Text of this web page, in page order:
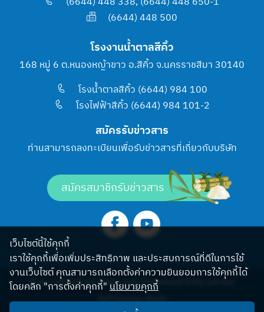
(6644) 448 500
โรงงานน้ำตาลสีคิ้ว
168 หมู่ 6 ต.หนองหญ้าขาว อ.สีคิ้ว จ.นครราชสีมา 30140
โรงน้ำตาลสีคิ้ว (6644) 984 100
โรงไฟฟ้าสีคิ้ว (6644) 984 101-2
สมัครรับข่าวสาร
ท่านสามารถลงทะเบียนเพื่อรับข่าวสารที่เกี่ยวกับบริษัท
สมัครสมาชิกรับข่าวสาร
© สงวนลิขสิทธิ์ พ.ศ.2565 บริษัท น้ำตาลครบุรี จำกัด (มหาชน)
ข้อกำหนดและเงื่อนไข
เว็บไซต์นี้ใช้คุกกี้
เราใช้คุกกี้เพื่อเพิ่มประสิทธิภาพ และประสบการณ์ที่ดีในการใช้
งานเว็บไซต์ คุณสามารถเลือกตั้งค่าความยินยอมการใช้คุกกี้ได้
โดยคลิก "การตั้งค่าคุกกี้"นโยบายคุกกี้